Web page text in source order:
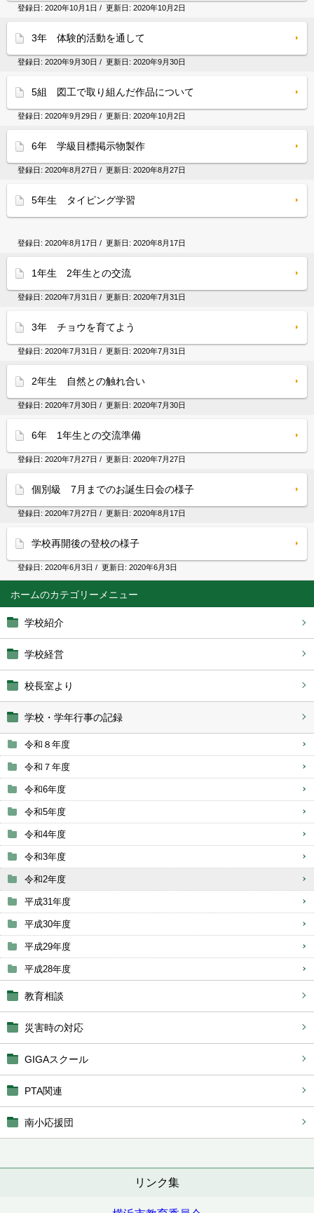
ホーム
学校紹介
学校経営
校長室より
学校・学年行事の記録
令和８年度
令和７年度
令和6年度
令和5年度
令和4年度
令和3年度
令和2年度
平成31年度
平成30年度
平成29年度
平成28年度
教育相談
災害時の対応
GIGAスクール
PTA関連
南小応援団
リンク集
登録日: 2020年10月1日 / 更新日: 2020年10月2日
3年 体験的活動を通して
登録日: 2020年9月30日 / 更新日: 2020年9月30日
5組 図工で取り組んだ作品について
登録日: 2020年9月29日 / 更新日: 2020年10月2日
6年 学級目標掲示物製作
登録日: 2020年8月27日 / 更新日: 2020年8月27日
5年生 タイピング学習
登録日: 2020年8月17日 / 更新日: 2020年8月17日
1年生 2年生との交流
登録日: 2020年7月31日 / 更新日: 2020年7月31日
3年 チョウを育てよう
登録日: 2020年7月31日 / 更新日: 2020年7月31日
2年生 自然との触れ合い
登録日: 2020年7月30日 / 更新日: 2020年7月30日
6年 1年生との交流準備
登録日: 2020年7月27日 / 更新日: 2020年7月27日
個別級 7月までのお誕生日会の様子
登録日: 2020年7月27日 / 更新日: 2020年8月17日
学校再開後の登校の様子
登録日: 2020年6月3日 / 更新日: 2020年6月3日